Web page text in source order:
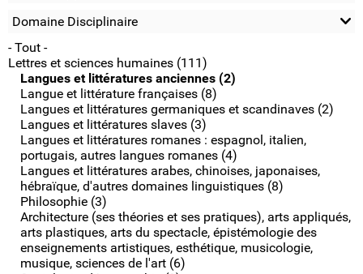
Domaine Disciplinaire
- Tout -
Lettres et sciences humaines (111)
Langues et littératures anciennes (2)
Langue et littérature françaises (8)
Langues et littératures germaniques et scandinaves (2)
Langues et littératures slaves (3)
Langues et littératures romanes : espagnol, italien,
portugais, autres langues romanes (4)
Langues et littératures arabes, chinoises, japonaises,
hébraïque, d'autres domaines linguistiques (8)
Philosophie (3)
Architecture (ses théories et ses pratiques), arts appliqués,
arts plastiques, arts du spectacle, épistémologie des
enseignements artistiques, esthétique, musicologie,
musique, sciences de l'art (6)